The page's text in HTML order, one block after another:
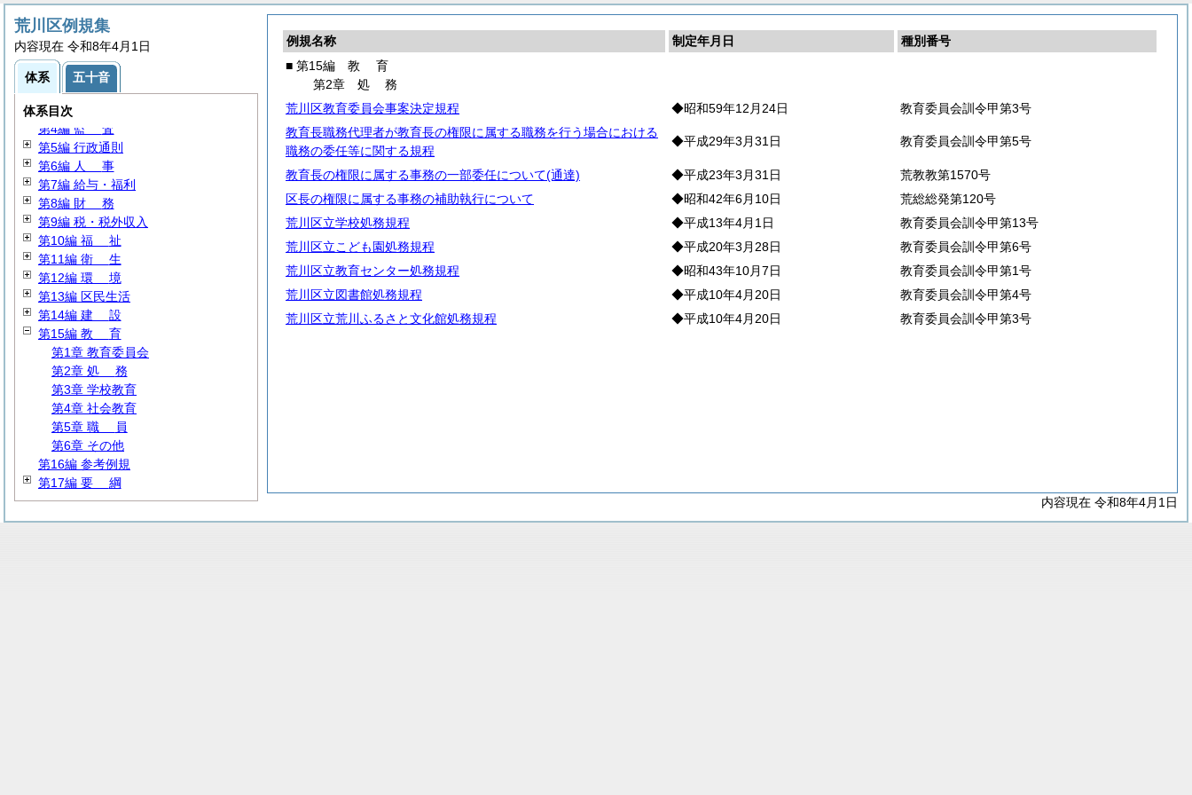
例規名称 制定年月日
種別番号
■ 第15編 教 育
第2章 処務
荒川区教育委員会事案決定規程
◆昭和59年12月24日
教育委員会訓令甲第3号
教育長職務代理者が教育長の権限に属する職務を行う場合における
職務の委任等に関する規程
◆平成29年3月31日 教育委員会訓令甲第5号
教育長の権限に属する事務の一部委任について(通達) ◆平成23年3月31日
荒教教第1570号
区長の権限に属する事務の補助執行について
◆昭和42年6月10日
荒総総発第120号
荒川区立学校処務規程
◆平成13年4月1日
教育委員会訓令甲第13号
荒川区立こども園処務規程
◆平成20年3月28日
教育委員会訓令甲第6号
荒川区立教育センター処務規程
◆昭和43年10月7日
教育委員会訓令甲第1号
荒川区立図書館処務規程
◆平成10年4月20日
教育委員会訓令甲第4号
荒川区立荒川ふるさと文化館処務規程
◆平成10年4月20日 教育委員会訓令甲第3号
内容現在 令和8年4月1日
荒川区例規集
内容現在 令和8年4月1日
体系 五十音
体系目次
第1編通則
第2編議会
第3編
第4編 監 査
第5編 行政通則
第6編 人 事
第7編 給与・福利
第8編 財 務
第9編 税・税外収入
第10編 福 祉
第11編 衛 生
第12編 環 境
第13編 区民生活
第14編 建 設
第15編 教 育
第1章 教育委員会
第2章 処 務
第3章 学校教育
第4章 社会教育
第5章 職
員
第6章 その他
第16編 参考例規
第17編 要 綱